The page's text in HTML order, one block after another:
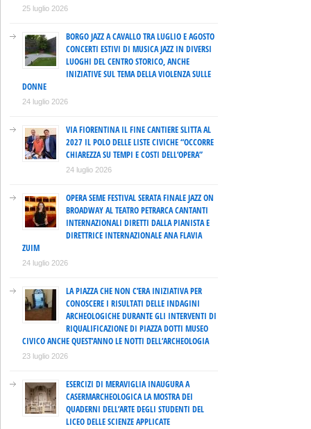
25 luglio 2026
BORGO JAZZ A CAVALLO TRA LUGLIO E AGOSTO
CONCERTI ESTIVI DI MUSICA JAZZ IN DIVERSI
LUOGHI DEL CENTRO STORICO, ANCHE
INIZIATIVE SUL TEMA DELLA VIOLENZA SULLE
DONNE
24 luglio 2026
VIA FIORENTINA IL FINE CANTIERE SLITTA AL
2027 IL POLO DELLE LISTE CIVICHE “OCCORRE
CHIAREZZA SU TEMPI E COSTI DELL’OPERA”
24 luglio 2026
OPERA SEME FESTIVAL SERATA FINALE JAZZ ON
BROADWAY AL TEATRO PETRARCA CANTANTI
INTERNAZIONALI DIRETTI DALLA PIANISTA E
DIRETTRICE INTERNAZIONALE ANA FLAVIA
ZUIM
24 luglio 2026
LA PIAZZA CHE NON C’ERA INIZIATIVA PER
CONOSCERE I RISULTATI DELLE INDAGINI
ARCHEOLOGICHE DURANTE GLI INTERVENTI DI
RIQUALIFICAZIONE DI PIAZZA DOTTI MUSEO
CIVICO ANCHE QUEST’ANNO LE NOTTI DELL’ARCHEOLOGIA
23 luglio 2026
ESERCIZI DI MERAVIGLIA INAUGURA A
CASERMARCHEOLOGICA LA MOSTRA DEI
QUADERNI DELL’ARTE DEGLI STUDENTI DEL
LICEO DELLE SCIENZE APPLICATE